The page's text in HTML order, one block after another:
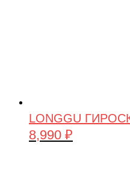
LONGGU
Первоначальная
8,990 ₽